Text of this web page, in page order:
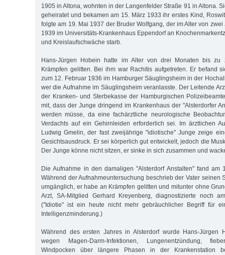
1905 in Altona, wohnten in der Langenfelder Straße 91 in Altona.
geheiratet und bekamen am 15. März 1933 ihr erstes Kind,
folgte am 19. Mai 1937 der Bruder Wolfgang, der im Alter von
1939 im Universitäts-Krankenhaus Eppendorf an
und Kreislaufschwäche starb.
Hans-Jürgen Hobein hatte im Alter von drei Monaten bis zu
Krämpfen gelitten. Bei ihm war Rachitis aufgetreten. Er befand
zum 12. Februar 1936 im Hamburger Säuglingsheim in der
wer die Aufnahme im Säuglingsheim veranlasste. Der Leitende
der Kranken- und Sterbekasse der Hamburgischen
mit, dass der Junge dringend im Krankenhaus der "Alsterdorfer
werden müsse, da eine fachärztliche neurologische
Verdachts auf ein Gehirnleiden erforderlich sei. Im ärztlichen
Ludwig Gmelin, der fast zweijährige "idiotische" Junge zeige
Gesichtsausdruck. Er sei körperlich gut entwickelt, jedoch die
Der Junge könne nicht sitzen, er sinke in sich zusammen und
Die Aufnahme in den damaligen "Alsterdorf Anstalten" fand am
Während der Aufnahmeuntersuchung beschrieb der Vater seinen
umgänglich, er habe an Krämpfen gelitten und mitunter ohne
Arzt, SA-Mitglied Gerhard Kreyenberg, diagnostizierte noch
("Idiotie" ist ein heute nicht mehr gebräuchlicher Begriff für
Intelligenzminderung.)
Während des ersten Jahres in Alsterdorf wurde Hans-Jürgen
wegen Magen-Darm-Infektionen, Lungenentzündung,
Windpocken über längere Phasen in der Krankenstation